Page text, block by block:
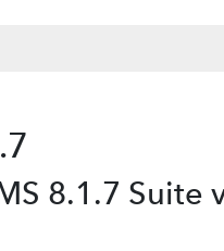
8.1.7 Suite